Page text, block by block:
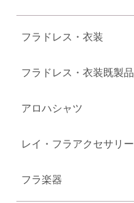
フラドレス・衣装
フラドレス・衣装既製品
アロハシャツ
レイ・フラアクセサリー
フラ楽器